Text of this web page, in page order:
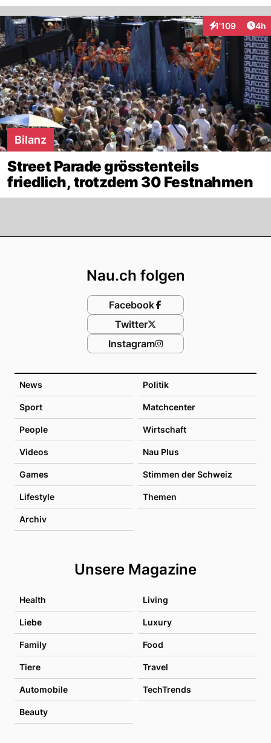
1'109
Interaktionen4h
Bilanz
Street Parade grösstenteils
friedlich, trotzdem 30 Festnahmen
News Politik
Sport Matchcenter
People Wirtschaft
Videos Nau Plus
Games Stimmen der Schweiz
Lifestyle Themen
Archiv
Unsere Magazine
Health Living
Liebe Luxury
Family Food
Tiere Travel
Automobile TechTrends
Beauty
Nau.ch folgen
Facebook
Twitter
Instagram